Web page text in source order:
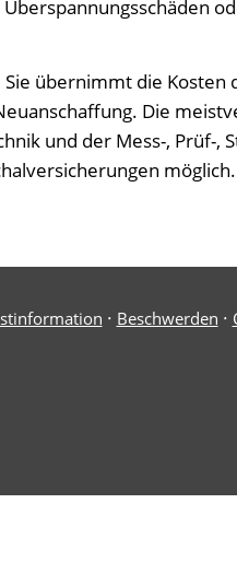
übernimmt die Kosten
Die
und der Mess-, Prüf-,
· Beschwerden ·